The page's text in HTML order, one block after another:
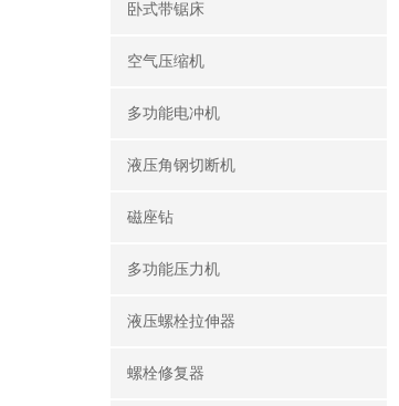
卧式带锯床
空气压缩机
多功能电冲机
液压角钢切断机
磁座钻
多功能压力机
液压螺栓拉伸器
螺栓修复器